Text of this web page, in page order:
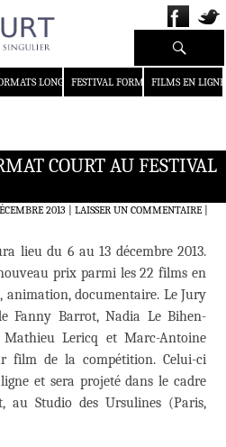
LONGS FESTIVAL FORMAT COURT
FILMS EN LIGNE
Recherche
COURT AU FESTIVAL
2013 LAISSER UN COMMENTAIRE|
lieu du 6 au 13 décembre 2013.
prix parmi les 22 films en
documentaire. Le Jury
Fanny Barrot, Nadia Le Bihen-
Mathieu Lericq et Marc-Antoine
film de la compétition. Celui-ci
et sera projeté dans le cadre
au Studio des Ursulines (Paris,